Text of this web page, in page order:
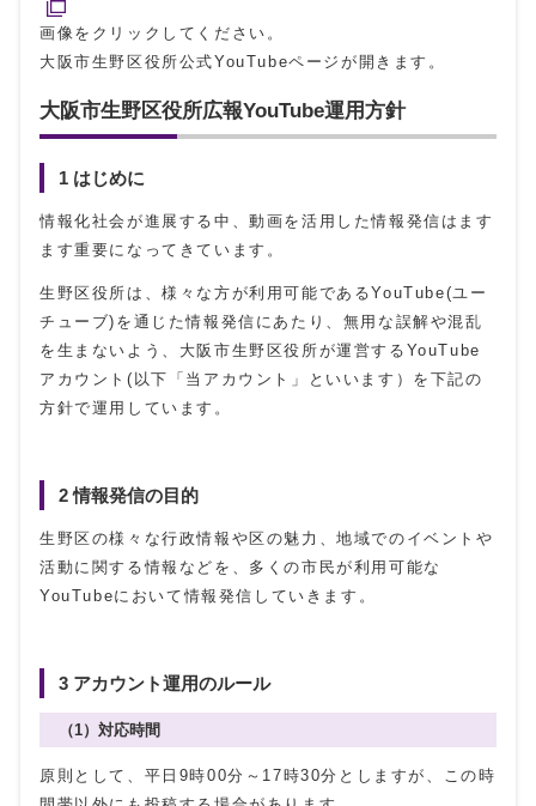
画像をクリックしてください。
大阪市生野区役所公式YouTubeページが開きます。
大阪市生野区役所広報YouTube運用方針
1 はじめに
情報化社会が進展する中、動画を活用した情報発信はます
ます重要になってきています。
生野区役所は、様々な方が利用可能であるYouTube(ユー
チューブ)を通じた情報発信にあたり、無用な誤解や混乱
を生まないよう、大阪市生野区役所が運営するYouTube
アカウント(以下「当アカウント」といいます）を下記の
方針で運用しています。
2 情報発信の目的
生野区の様々な行政情報や区の魅力、地域でのイベントや
活動に関する情報などを、多くの市民が利用可能な
YouTubeにおいて情報発信していきます。
3 アカウント運用のルール
（1）対応時間
原則として、平日9時00分～17時30分としますが、この時